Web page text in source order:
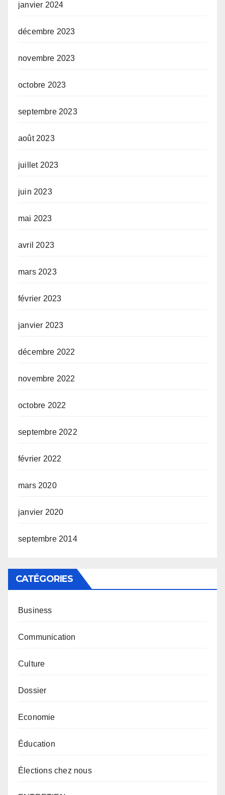
janvier 2024
décembre 2023
novembre 2023
octobre 2023
septembre 2023
août 2023
juillet 2023
juin 2023
mai 2023
avril 2023
mars 2023
février 2023
janvier 2023
décembre 2022
novembre 2022
octobre 2022
septembre 2022
février 2022
mars 2020
janvier 2020
septembre 2014
CATÉGORIES
Business
Communication
Culture
Dossier
Economie
Éducation
Élections chez nous